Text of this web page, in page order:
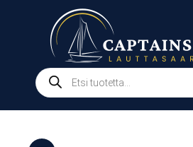
Products
search